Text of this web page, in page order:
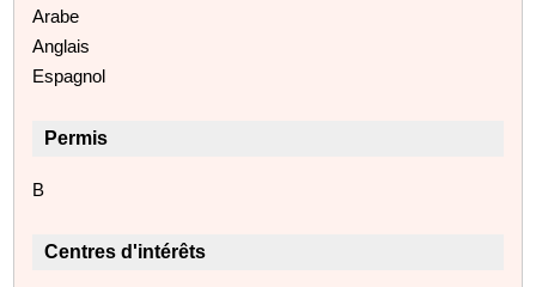
Arabe
Anglais
Espagnol
Permis
B
Centres d'intérêts